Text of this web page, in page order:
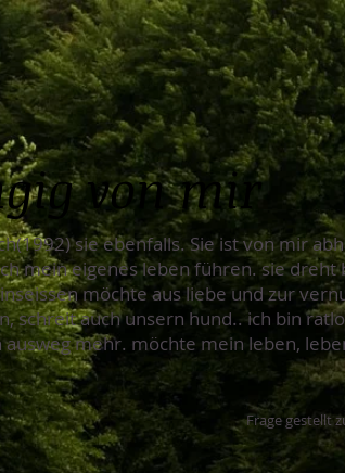
von mir
sie ebenfalls. Sie ist von mir
mein eigenes leben führen. sie dreht
möchte aus liebe und zur
schreit auch unsern hund.. ich bin
mehr. möchte mein leben,
Frage gestellt